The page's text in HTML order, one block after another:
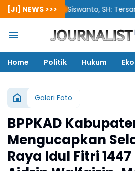
[JI] NEWS >>>Siswanto, SH: Tersangka
Home Politik Hukum
Galeri Foto
BPPKAD
Mengucapkan
Raya Idul Fitri